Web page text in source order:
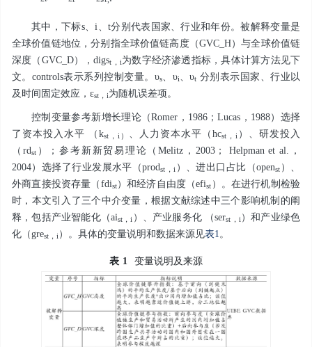
其中，下标s、i t分别代表国家、行业和年份。被解释变量是
全球价值链地位，分别指全球价值链高度（GVC_H）与全球价值链
深度（ GVC_D），digst ， i为数字经济渗透指标，具体计算方法见下
文。 controls表示系列控制变量。 υs、 υi 、υt 分别表示国家、行业以
及时间固定效应， εst ， i为随机误差项。
控制变量参考新增长理论（Romer，1986；Lucas，1988）选择
了资本投入水平 （ kst ， i ） 、人力资本水平（ hcst ， i ）、研发投入
（ rdst）；参考新新贸易理论（Melitz，2003； Helpman et al.，
2004）选择了行业发展水平（prodst ，i ）、进出口占比（openst ）、
外商直接投资存量（ fdist）和经济自由度（efist ）。在进行机制检验
时，本文引入了三个中介变量，根据文献综述中三个影响机制的阐
释，包括产业智能化（aist ，i ）、产业服务化 （serst ， i ）和产业绿色
化（grest ， i ）。具体的变量说明和数据来源见表1 。
表 1 变量说明及来源